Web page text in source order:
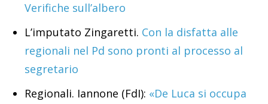
Verifiche sull’albero
L’imputato Zingaretti. Con la disfatta alle
regionali nel Pd sono pronti al processo al
segretario
Regionali. Iannone (FdI): «De Luca si occupa